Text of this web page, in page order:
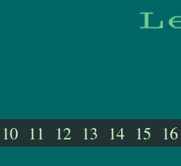
10 11 12 13 14 15 16